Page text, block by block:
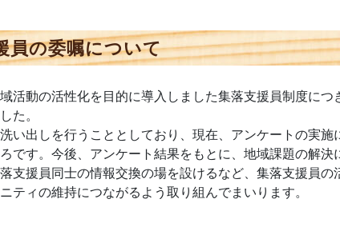
の委嘱について
活動の活性化を目的に導入しました集落支援員制度に
た。
い出しを行うこととしており、現在、アンケートの実
です。今後、アンケート結果をもとに、地域課題の解決
支援員同士の情報交換の場を設けるなど、集落支援員
ティの維持につながるよう取り組んでまいります。